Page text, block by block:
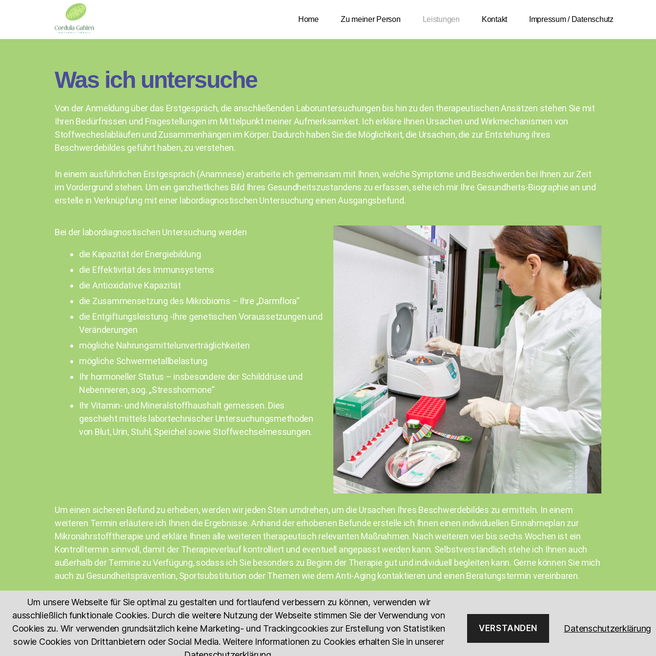
Home Zu meiner Person Leistungen Kontakt Impressum / Datenschutz
Was ich untersuche
Von der Anmeldung über das Erstgespräch, die anschließenden Laboruntersuchungen bis hin zu den therapeutischen Ansätzen stehen Sie mit
Ihren Bedürfnissen und Fragestellungen im Mittelpunkt meiner Aufmerksamkeit. Ich erkläre Ihnen Ursachen und Wirkmechanismen von
Stoffwecheslabläufen und Zusammenhängen im Körper. Dadurch haben Sie die Möglichkeit, die Ursachen, die zur Entstehung ihres
Beschwerdebildes geführt haben, zu verstehen.
In einem ausführlichen Erstgespräch (Anamnese) erarbeite ich gemeinsam mit Ihnen, welche Symptome und Beschwerden bei Ihnen zur Zeit
im Vordergrund stehen. Um ein ganzheitliches Bild Ihres Gesundheitszustandens zu erfassen, sehe ich mir Ihre Gesundheits-Biographie an und
erstelle in Verknüpfung mit einer labordiagnostischen Untersuchung einen Ausgangsbefund.
Bei der labordiagnostischen Untersuchung werden
die Kapazität der Energiebildung
die Effektivität des Immunsystems
die Antioxidative Kapazität
die Zusammensetzung des Mikrobioms – Ihre „Darmflora“
die Entgiftungsleistung -Ihre genetischen Voraussetzungen und
Veränderungen
mögliche Nahrungsmittelunverträglichkeiten
mögliche Schwermetallbelastung
Ihr hormoneller Status – insbesondere der Schilddrüse und
Nebennieren, sog. „Stresshormone“
Ihr Vitamin- und Mineralstoffhaushalt gemessen. Dies
geschieht mittels labortechnischer Untersuchungsmethoden
von Blut, Urin, Stuhl, Speichel sowie Stoffwechselmessungen.
Um einen sicheren Befund zu erheben, werden wir jeden Stein umdrehen, um die Ursachen Ihres Beschwerdebildes zu ermitteln. In einem
weiteren Termin erläutere ich Ihnen die Ergebnisse. Anhand der erhobenen Befunde erstelle ich Ihnen einen individuellen Einnahmeplan zur
Mikronährstofftherapie und erkläre Ihnen alle weiteren therapeutisch relevanten Maßnahmen. Nach weiteren vier bis sechs Wochen ist ein
Kontrolltermin sinnvoll, damit der Therapieverlauf kontrolliert und eventuell angepasst werden kann. Selbstverständlich stehe ich Ihnen auch
außerhalb der Termine zu Verfügung, sodass ich Sie besonders zu Beginn der Therapie gut und individuell begleiten kann. Gerne können Sie mich
auch zu Gesundheitsprävention, Sportsubstitution oder Themen wie dem Anti-Aging kontaktieren und einen Beratungstermin vereinbaren.
Um unsere Webseite für Sie optimal zu gestalten und fortlaufend verbessern zu können, verwenden wir
ausschließlich funktionale Cookies. Durch die weitere Nutzung der Webseite stimmen Sie der Verwendung von
Cookies zu. Wir verwenden grundsätzlich keine Marketing- und Trackingcookies zur Erstellung von Statistiken
sowie Cookies von Drittanbietern oder Social Media. Weitere Informationen zu Cookies erhalten Sie in unserer
VERSTANDEN Datenschutzerklärung